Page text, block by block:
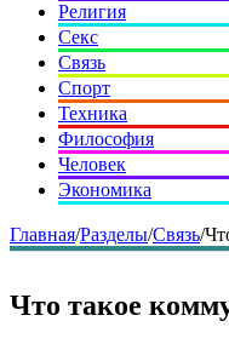
Религия
Секс
Связь
Спорт
Техника
Философия
Человек
Экономика
Главная/Разделы/Связь/
Что такое